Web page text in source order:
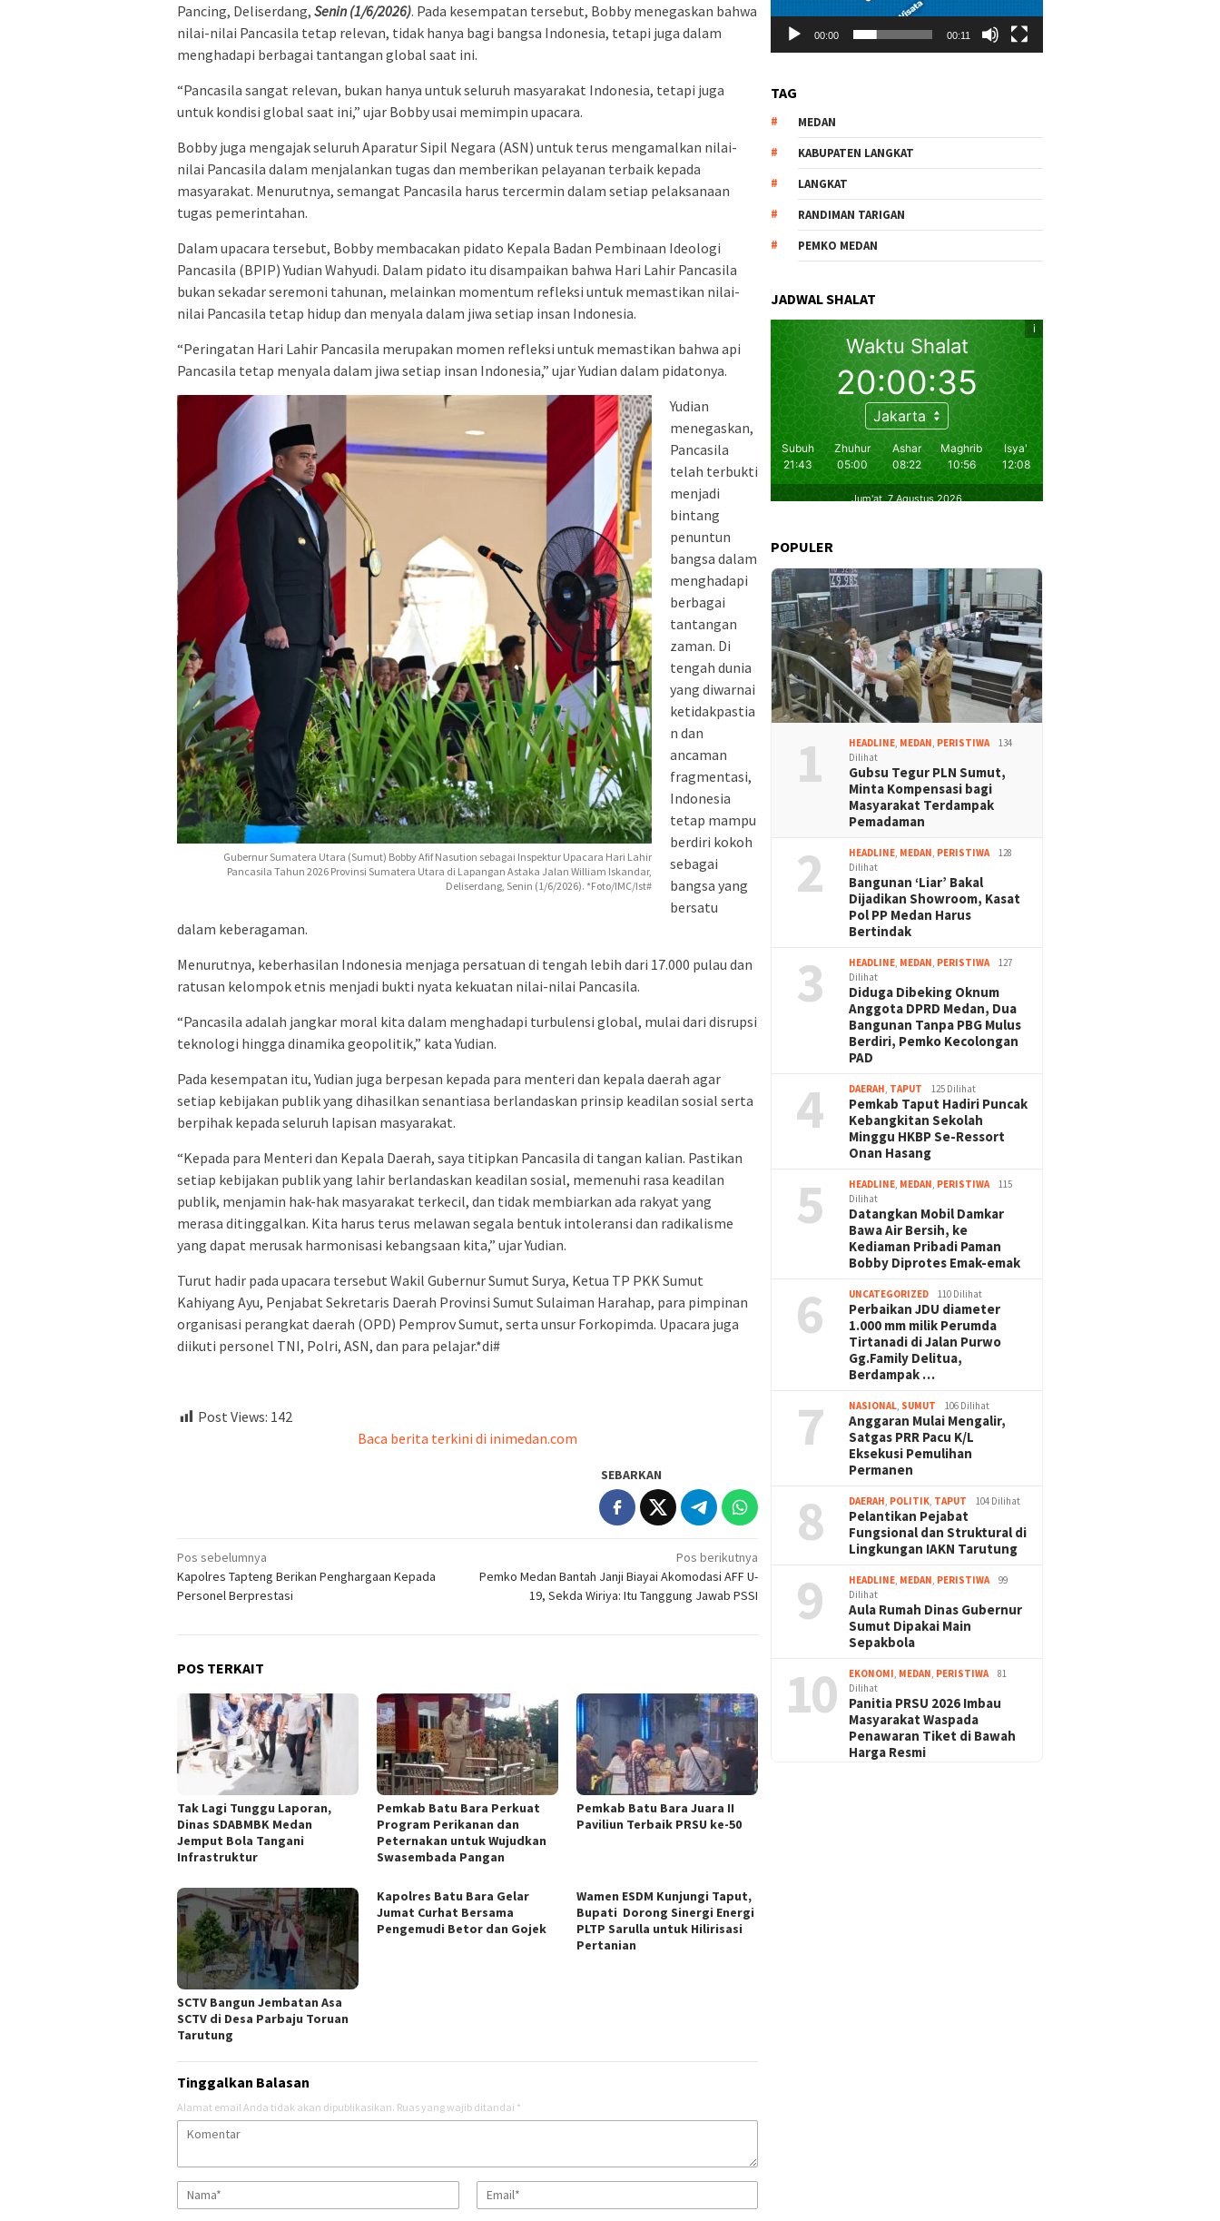
Pancing, Deliserdang, Senin (1/6/2026). Pada kesempatan tersebut, Bobby menegaskan bahwa
nilai-nilai Pancasila tetap relevan, tidak hanya bagi bangsa Indonesia, tetapi juga dalam
menghadapi berbagai tantangan global saat ini.
“Pancasila sangat relevan, bukan hanya untuk seluruh masyarakat Indonesia, tetapi juga
untuk kondisi global saat ini,” ujar Bobby usai memimpin upacara.
Bobby juga mengajak seluruh Aparatur Sipil Negara (ASN) untuk terus mengamalkan nilai-
nilai Pancasila dalam menjalankan tugas dan memberikan pelayanan terbaik kepada
masyarakat. Menurutnya, semangat Pancasila harus tercermin dalam setiap pelaksanaan
tugas pemerintahan.
Dalam upacara tersebut, Bobby membacakan pidato Kepala Badan Pembinaan Ideologi
Pancasila (BPIP) Yudian Wahyudi. Dalam pidato itu disampaikan bahwa Hari Lahir Pancasila
bukan sekadar seremoni tahunan, melainkan momentum refleksi untuk memastikan nilai-
nilai Pancasila tetap hidup dan menyala dalam jiwa setiap insan Indonesia.
“Peringatan Hari Lahir Pancasila merupakan momen refleksi untuk memastikan bahwa api
Pancasila tetap menyala dalam jiwa setiap insan Indonesia,” ujar Yudian dalam pidatonya.
Gubernur Sumatera Utara (Sumut) Bobby Afif Nasution sebagai Inspektur Upacara Hari Lahir
Pancasila Tahun 2026 Provinsi Sumatera Utara di Lapangan Astaka Jalan William Iskandar,
Deliserdang, Senin (1/6/2026). *Foto/IMC/Ist#
Yudian
menegaskan,
Pancasila
telah terbukti
menjadi
bintang
penuntun
bangsa dalam
menghadapi
berbagai
tantangan
zaman. Di
tengah dunia
yang diwarnai
ketidakpastia
n dan
ancaman
fragmentasi,
Indonesia
tetap mampu
berdiri kokoh
sebagai
bangsa yang
bersatu
dalam keberagaman.
Menurutnya, keberhasilan Indonesia menjaga persatuan di tengah lebih dari 17.000 pulau dan
ratusan kelompok etnis menjadi bukti nyata kekuatan nilai-nilai Pancasila.
“Pancasila adalah jangkar moral kita dalam menghadapi turbulensi global, mulai dari disrupsi
teknologi hingga dinamika geopolitik,” kata Yudian.
Pada kesempatan itu, Yudian juga berpesan kepada para menteri dan kepala daerah agar
setiap kebijakan publik yang dihasilkan senantiasa berlandaskan prinsip keadilan sosial serta
berpihak kepada seluruh lapisan masyarakat.
“Kepada para Menteri dan Kepala Daerah, saya titipkan Pancasila di tangan kalian. Pastikan
setiap kebijakan publik yang lahir berlandaskan keadilan sosial, memenuhi rasa keadilan
publik, menjamin hak-hak masyarakat terkecil, dan tidak membiarkan ada rakyat yang
merasa ditinggalkan. Kita harus terus melawan segala bentuk intoleransi dan radikalisme
yang dapat merusak harmonisasi kebangsaan kita,” ujar Yudian.
Turut hadir pada upacara tersebut Wakil Gubernur Sumut Surya, Ketua TP PKK Sumut
Kahiyang Ayu, Penjabat Sekretaris Daerah Provinsi Sumut Sulaiman Harahap, para pimpinan
organisasi perangkat daerah (OPD) Pemprov Sumut, serta unsur Forkopimda. Upacara juga
diikuti personel TNI, Polri, ASN, dan para pelajar.*di#
Post Views: 142
Baca berita terkini di inimedan.com
SEBARKAN
Navigasi
pos
Pos sebelumnya
Kapolres Tapteng Berikan Penghargaan Kepada
Personel Berprestasi
Pos berikutnya
Pemko Medan Bantah Janji Biayai Akomodasi AFF U-
19, Sekda Wiriya: Itu Tanggung Jawab PSSI
POS TERKAIT
Tak Lagi Tunggu Laporan,
Dinas SDABMBK Medan
Jemput Bola Tangani
Infrastruktur
Pemkab Batu Bara Perkuat
Program Perikanan dan
Peternakan untuk Wujudkan
Swasembada Pangan
Pemkab Batu Bara Juara II
Paviliun Terbaik PRSU ke-50
SCTV Bangun Jembatan Asa
SCTV di Desa Parbaju Toruan
Tarutung
Kapolres Batu Bara Gelar
Jumat Curhat Bersama
Pengemudi Betor dan Gojek
Wamen ESDM Kunjungi Taput,
Bupati Dorong Sinergi Energi
PLTP Sarulla untuk Hilirisasi
Pertanian
Tinggalkan Balasan
Alamat email Anda tidak akan dipublikasikan. Ruas yang wajib ditandai *
00:00 00:11
TAG
MEDAN
KABUPATEN LANGKAT
LANGKAT
RANDIMAN TARIGAN
PEMKO MEDAN
JADWAL SHALAT
POPULER
1 HEADLINE, MEDAN, PERISTIWA
134
Dilihat
Gubsu Tegur PLN Sumut,
Minta Kompensasi bagi
Masyarakat Terdampak
Pemadaman
2 HEADLINE, MEDAN, PERISTIWA
128
Dilihat
Bangunan ‘Liar’ Bakal
Dijadikan Showroom, Kasat
Pol PP Medan Harus
Bertindak
3 HEADLINE, MEDAN, PERISTIWA
127
Dilihat
Diduga Dibeking Oknum
Anggota DPRD Medan, Dua
Bangunan Tanpa PBG Mulus
Berdiri, Pemko Kecolongan
PAD
4 DAERAH, TAPUT 125 Dilihat
Pemkab Taput Hadiri Puncak
Kebangkitan Sekolah
Minggu HKBP Se-Ressort
Onan Hasang
5 HEADLINE, MEDAN, PERISTIWA
115
Dilihat
Datangkan Mobil Damkar
Bawa Air Bersih, ke
Kediaman Pribadi Paman
Bobby Diprotes Emak-emak
6 UNCATEGORIZED 110 Dilihat
Perbaikan JDU diameter
1.000 mm milik Perumda
Tirtanadi di Jalan Purwo
Gg.Family Delitua,
Berdampak …
7 NASIONAL, SUMUT 106 Dilihat
Anggaran Mulai Mengalir,
Satgas PRR Pacu K/L
Eksekusi Pemulihan
Permanen
8 DAERAH, POLITIK, TAPUT 104 Dilihat
Pelantikan Pejabat
Fungsional dan Struktural di
Lingkungan IAKN Tarutung
9 HEADLINE, MEDAN, PERISTIWA
99
Dilihat
Aula Rumah Dinas Gubernur
Sumut Dipakai Main
Sepakbola
10 EKONOMI, MEDAN, PERISTIWA
81
Dilihat
Panitia PRSU 2026 Imbau
Masyarakat Waspada
Penawaran Tiket di Bawah
Harga Resmi